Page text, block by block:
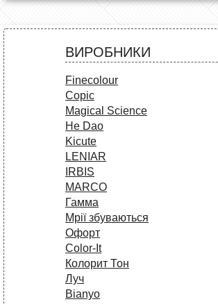
ВИРОБНИКИ
Finecolour
Copic
Magical Science
He Dao
Kicute
LENIAR
IRBIS
MARCO
Гамма
Мрії збуваються
Офорт
Сolor-It
Колорит Тон
Луч
Bianyo